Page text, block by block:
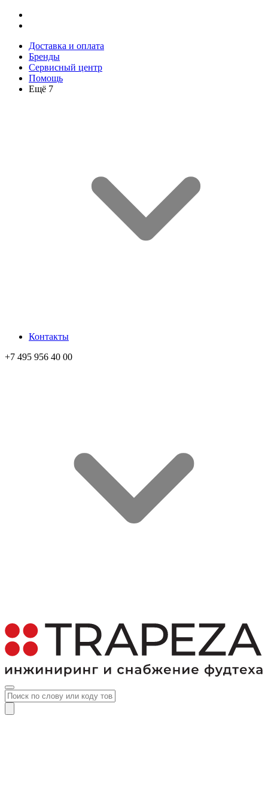
Доставка и оплата
Бренды
Сервисный центр
Помощь
Ещё 7
Контакты
+7 495 956 40 00